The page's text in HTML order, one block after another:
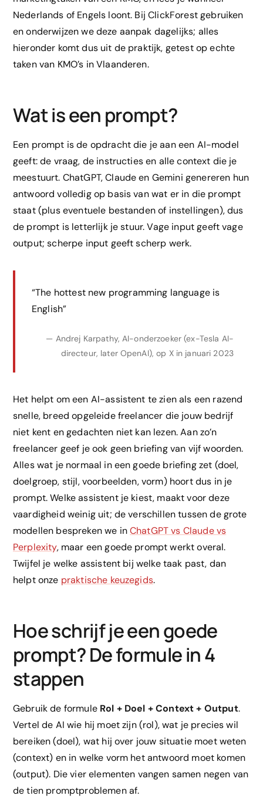
Nederlands of Engels loont. Bij ClickForest gebruiken
en onderwijzen we deze aanpak dagelijks; alles
hieronder komt dus uit de praktijk, getest op echte
taken van KMO’s in Vlaanderen.
Wat is een prompt?
Een prompt is de opdracht die je aan een AI-model
geeft: de vraag, de instructies en alle context die je
meestuurt. ChatGPT, Claude en Gemini genereren hun
antwoord volledig op basis van wat er in die prompt
staat (plus eventuele bestanden of instellingen), dus
de prompt is letterlijk je stuur. Vage input geeft vage
output; scherpe input geeft scherp werk.
“The hottest new programming language is
English”
— Andrej Karpathy, AI-onderzoeker (ex-Tesla AI-
directeur, later OpenAI), op X in januari 2023
Het helpt om een AI-assistent te zien als een razend
snelle, breed opgeleide freelancer die jouw bedrijf
niet kent en gedachten niet kan lezen. Aan zo’n
freelancer geef je ook geen briefing van vijf woorden.
Alles wat je normaal in een goede briefing zet (doel,
doelgroep, stijl, voorbeelden, vorm) hoort dus in je
prompt. Welke assistent je kiest, maakt voor deze
vaardigheid weinig uit; de verschillen tussen de grote
modellen bespreken we inChatGPT vs Claude vs
Perplexity, maar een goede prompt werkt overal.
Twijfel je welke assistent bij welke taak past, dan
helpt onze praktische keuzegids.
Hoe schrijf je een goede
prompt? De formule in 4
stappen
Gebruik de formule Rol + Doel + Context + Output.
Vertel de AI wie hij moet zijn (rol), wat je precies wil
bereiken (doel), wat hij over jouw situatie moet weten
(context) en in welke vorm het antwoord moet komen
(output). Die vier elementen vangen samen negen van
de tien promptproblemen af.